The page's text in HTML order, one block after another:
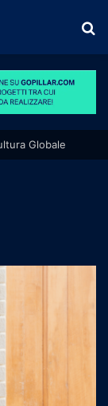
Globale